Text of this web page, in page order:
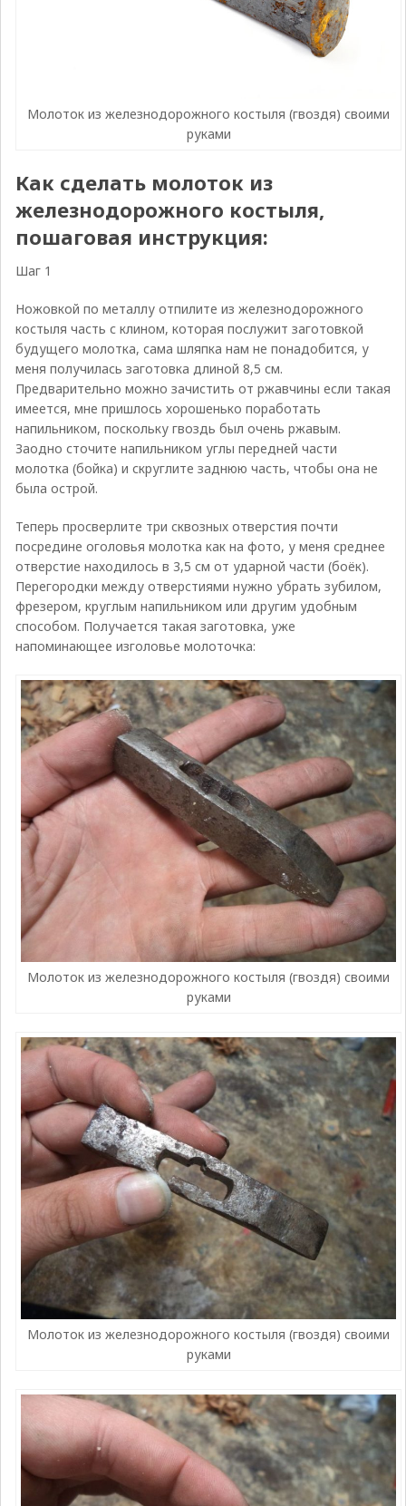
Молоток из железнодорожного костыля (гвоздя) своими
руками
Как сделать молоток из
железнодорожного костыля,
пошаговая инструкция:
Шаг 1
Ножовкой по металлу отпилите из железнодорожного
костыля часть с клином, которая послужит заготовкой
будущего молотка, сама шляпка нам не понадобится, у
меня получилась заготовка длиной 8,5 см.
Предварительно можно зачистить от ржавчины если такая
имеется, мне пришлось хорошенько поработать
напильником, поскольку гвоздь был очень ржавым.
Заодно сточите напильником углы передней части
молотка (бойка) и скруглите заднюю часть, чтобы она не
была острой.
Теперь просверлите три сквозных отверстия почти
посредине оголовья молотка как на фото, у меня среднее
отверстие находилось в 3,5 см от ударной части (боёк).
Перегородки между отверстиями нужно убрать зубилом,
фрезером, круглым напильником или другим удобным
способом. Получается такая заготовка, уже
напоминающее изголовье молоточка:
Молоток из железнодорожного костыля (гвоздя) своими
руками
Молоток из железнодорожного костыля (гвоздя) своими
руками